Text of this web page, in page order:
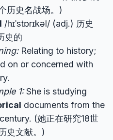
历史名战场。)
/hɪˈstɒrɪkəl/ (adj.) 历史
史的
Relating to history;
on or concerned with
1:She is studying
documents from the
(她正在研究18世
史文献。)